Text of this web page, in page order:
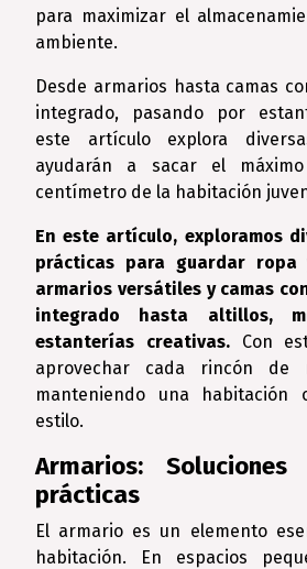
para maximizar el
ambiente.
Desde armarios hasta camas
integrado, pasando por
este artículo explora
ayudarán a sacar el
centímetro de la habitación
En este artículo, exploramos
prácticas para guardar ropa
armarios versátiles y camas
integrado hasta altillos,
estanterías creativas.Con
aprovechar cada rincón de
manteniendo una habitación
estilo.
Armarios:
prácticas
El armario es un elemento
habitación. En espacios